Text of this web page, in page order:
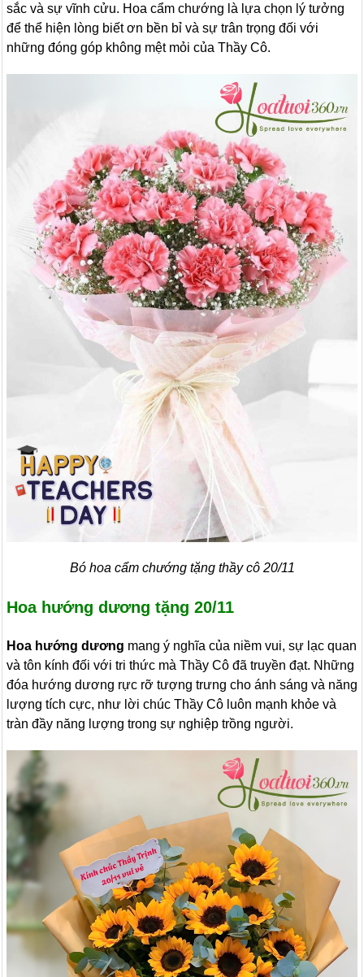
sắc và sự vĩnh cửu. Hoa cẩm chướng là lựa chọn lý tưởng
để thể hiện lòng biết ơn bền bỉ và sự trân trọng đối với
những đóng góp không mệt mỏi của Thầy Cô.
Bó hoa cẩm chướng tặng thầy cô 20/11
Hoa hướng dương tặng 20/11
Hoa hướng dương mang ý nghĩa của niềm vui, sự lạc quan
và tôn kính đối với tri thức mà Thầy Cô đã truyền đạt. Những
đóa hướng dương rực rỡ tượng trưng cho ánh sáng và năng
lượng tích cực, như lời chúc Thầy Cô luôn mạnh khỏe và
tràn đầy năng lượng trong sự nghiệp trồng người.